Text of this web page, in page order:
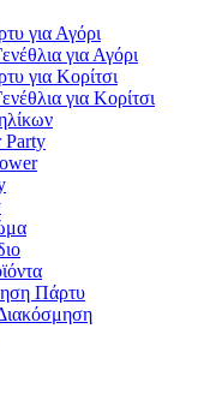
για Αγόρι
για Αγόρι
για Κορίτσι
για Κορίτσι
Party
Πάρτυ